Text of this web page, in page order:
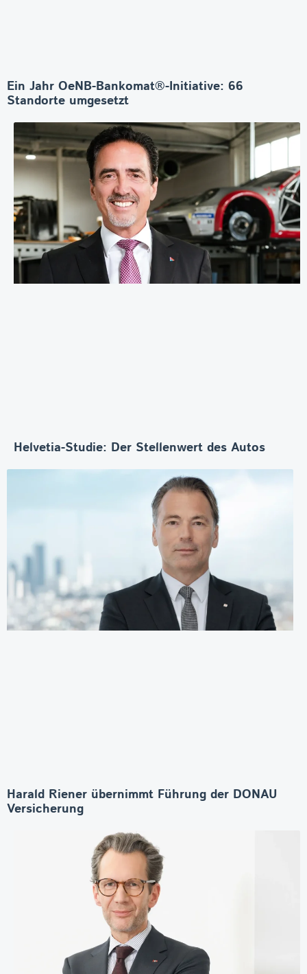
Ein Jahr OeNB-Bankomat®-Initiative: 66
Standorte umgesetzt
Helvetia-Studie: Der Stellenwert des Autos
Harald Riener übernimmt Führung der DONAU
Versicherung